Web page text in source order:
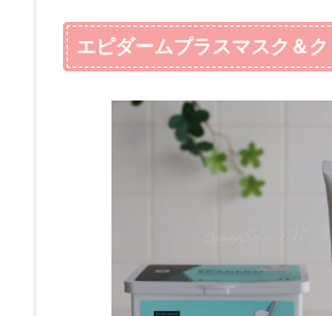
エピダームプラスマスク＆ク